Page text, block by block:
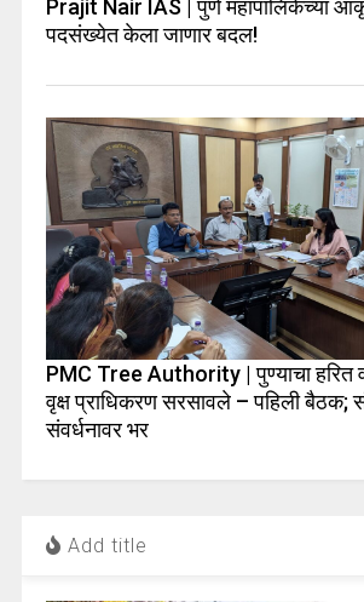
Prajit Nair IAS | पुणे महापालिकेच्या
पदसंख्येत केला जाणार बदल!
PMC Tree Authority | पुण्याचा हरित
वृक्ष प्राधिकरण सरसावले – पहिली बैठक;
संवर्धनावर भर
Add title